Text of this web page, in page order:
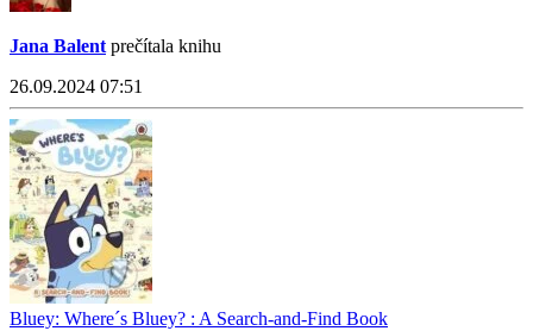
Jana Balent prečítala knihu
26.09.2024 07:51
Bluey: Where´s Bluey? : A Search-and-Find Book